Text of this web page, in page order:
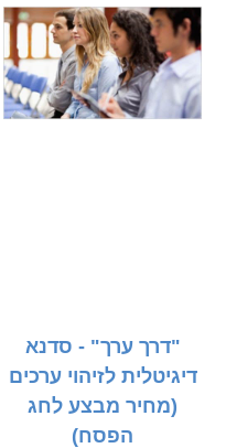
"דרך ערך" - סדנא
דיגיטלית לזיהוי ערכים
(מחיר מבצע לחג
הפסח)